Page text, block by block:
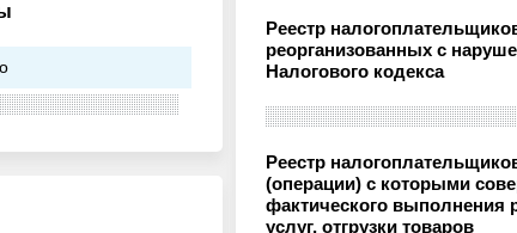
Реестр
реорганизованных с
Налогового кодекса
Реестр
(операции) с которыми
фактического выполнения
услуг, отгрузки товаров